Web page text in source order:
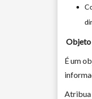
Objeto
É um
Atribua